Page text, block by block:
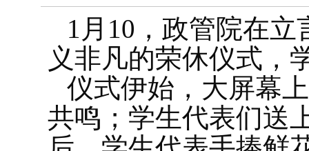
1 月 10 ，政管院在立
义非凡的荣休仪式，
仪式伊始，大屏幕
共鸣；学生代表们送